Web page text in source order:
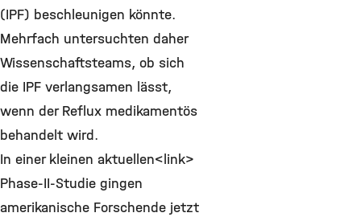
(IPF) beschleunigen könnte.
Mehrfach untersuchten daher
Wissenschaftsteams, ob sich
die IPF verlangsamen lässt,
wenn der Reflux medikamentös
behandelt wird.
In einer kleinen aktuellen<link>
Phase-II-Studie gingen
amerikanische Forschende jetzt